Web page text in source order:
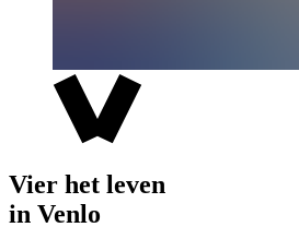
Vier het leven
in Venlo